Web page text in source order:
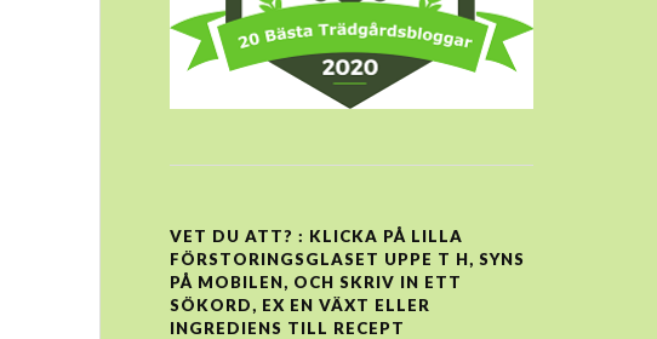
VET DU ATT? : KLICKA PÅ LILLA
FÖRSTORINGSGLASET UPPE T H, SYNS
PÅ MOBILEN, OCH SKRIV IN ETT
SÖKORD, EX EN VÄXT ELLER
INGREDIENS TILL RECEPT